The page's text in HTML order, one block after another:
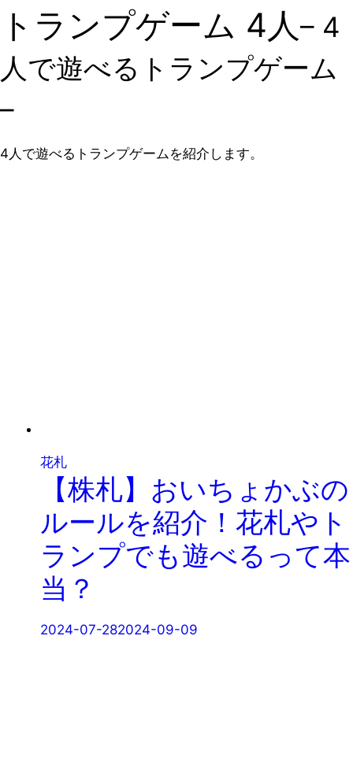
トランプゲーム 4人– 4
人で遊べるトランプゲーム
–
4人で遊べるトランプゲームを紹介します。
花札
【株札】おいちょかぶの
ルールを紹介！花札やト
ランプでも遊べるって本
当？
2024-07-282024-09-09